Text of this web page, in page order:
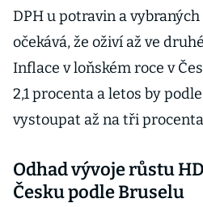
DPH u potravin a
očekává, že oživí až ve
Inflace v loňském roce v
2,1 procenta a letos by
vystoupat až na tři
Odhad vývoje růstu
Česku podle Bruselu